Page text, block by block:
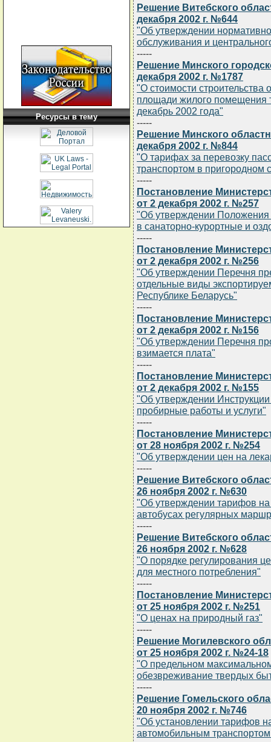
Ресурсы в тему
Решение Витебского
декабря 2002 г. №644
"Об утверждении
обслуживания и
-----
Решение Минского
декабря 2002 г. №1787
"О стоимости строительства
площади жилого помещения
декабрь 2002 года"
-----
Решение Минского
декабря 2002 г. №844
"О тарифах за перевозку
транспортом в пригородном
-----
Постановление
от 2 декабря 2002 г. №257
"Об утверждении Положения
в санаторно-курортные и
-----
Постановление
от 2 декабря 2002 г. №256
"Об утверждении Перечня
отдельные виды
Республике Беларусь"
-----
Постановление
от 2 декабря 2002 г. №156
"Об утверждении Перечня
взимается плата"
-----
Постановление
от 2 декабря 2002 г. №155
"Об утверждении
пробирные работы и услуги"
-----
Постановление
от 28 ноября 2002 г. №254
"Об утверждении цен на
-----
Решение Витебского
26 ноября 2002 г. №630
"Об утверждении тарифов
автобусах регулярных
-----
Решение Витебского
26 ноября 2002 г. №628
"О порядке регулирования
для местного потребления"
-----
Постановление
от 25 ноября 2002 г. №251
"О ценах на природный газ"
-----
Решение Могилевского
от 25 ноября 2002 г. №24-18
"О предельном
обезвреживание твердых
-----
Решение Гомельского
20 ноября 2002 г. №746
"Об установлении тарифов
автомобильным